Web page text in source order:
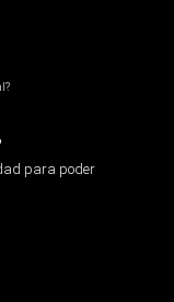
para poder